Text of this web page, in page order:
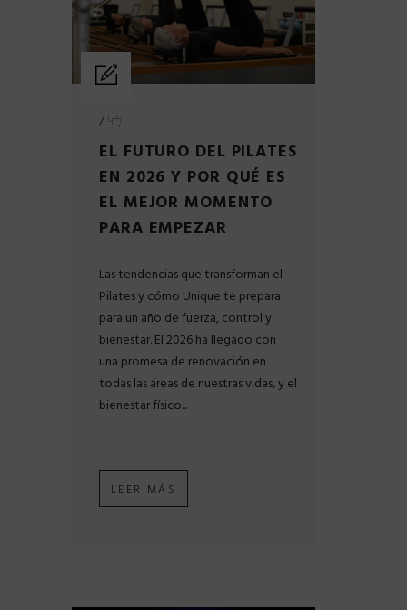
/
EL FUTURO DEL PILATES
EN 2026 Y POR QUÉ ES
EL MEJOR MOMENTO
PARA EMPEZAR
Las tendencias que transforman el
Pilates y cómo Unique te prepara
para un año de fuerza, control y
bienestar. El 2026 ha llegado con
una promesa de renovación en
todas las áreas de nuestras vidas, y el
bienestar físico...
LEER MÁS